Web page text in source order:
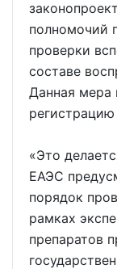
полномочий
проверки
составе
Данная мера
«Это
ЕАЭС
порядок
рамках
препаратов